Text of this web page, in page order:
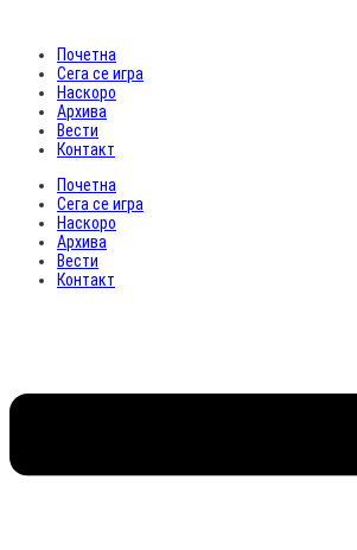
Почетна
Сега се игра
Наскоро
Архива
Вести
Контакт
Почетна
Сега се игра
Наскоро
Архива
Вести
Контакт